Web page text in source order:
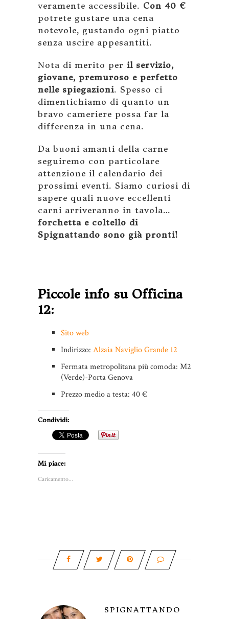
veramente accessibile. Con 40 €
potrete gustare una cena
notevole, gustando ogni piatto
senza uscire appesantiti.
Nota di merito per il servizio,
giovane, premuroso e perfetto
nelle spiegazioni. Spesso ci
dimentichiamo di quanto un
bravo cameriere possa far la
differenza in una cena.
Da buoni amanti della carne
seguiremo con particolare
attenzione il calendario dei
prossimi eventi. Siamo curiosi di
sapere quali nuove eccellenti
carni arriveranno in tavola…
forchetta e coltello di
Spignattando sono già pronti!
Piccole info su Officina
12:
Sito web
Indirizzo: Alzaia Naviglio Grande 12
Fermata metropolitana più comoda: M2
(Verde)-Porta Genova
Prezzo medio a testa: 40 €
Condividi:
Mi piace:
Caricamento...
SPIGNATTANDO